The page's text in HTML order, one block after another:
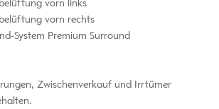
vorn links
vorn rechts
System Premium Surround
Zwischenverkauf und Irrtümer